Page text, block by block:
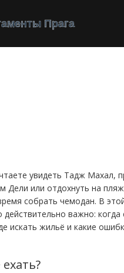
увидеть Тадж Махал,
Дели или отдохнуть на
собрать чемодан. В
действительно важно: когда
искать жильё и какие